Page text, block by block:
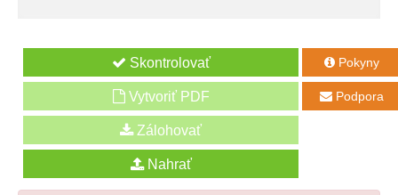
Kontakt
Vytvoriť PDF
 Pokyny
 Podpora